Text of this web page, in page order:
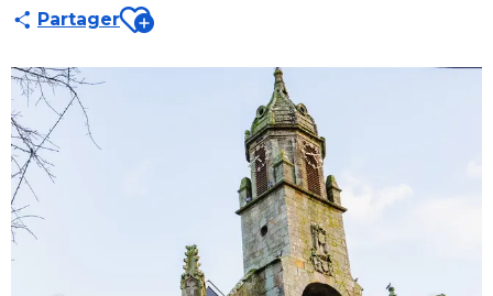
PartagerAjouter aux favoris